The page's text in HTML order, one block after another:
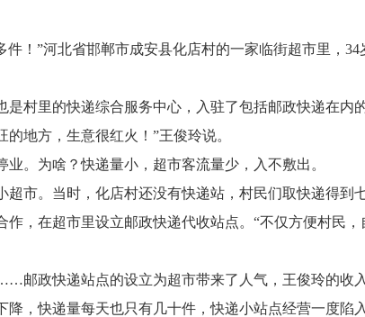
件！”河北省邯郸市成安县化店村的一家临街超市里，
是村里的快递综合服务中心，入驻了包括邮政快递在内
地方，生意很红火！”王俊玲说。
。为啥？快递量小，超市客流量少，入不敷出。
超市。当时，化店村还没有快递站，村民们取快递得到
，在超市里设立邮政快递代收站点。“不仅方便村民
邮政快递站点的设立为超市带来了人气，王俊玲的收
，快递量每天也只有几十件，快递小站点经营一度陷入